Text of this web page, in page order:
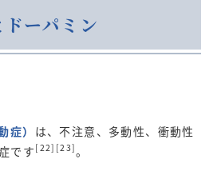
ーパミン
症） は、不注意、多動性、衝動性
です [22][23]。